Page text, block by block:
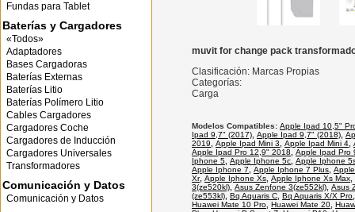
Fundas para Tablet
Baterías y Cargadores
«Todos»
Adaptadores
Bases Cargadoras
Baterías Externas
Baterías Litio
Baterías Polímero Litio
Cables Cargadores
Cargadores Coche
Cargadores de Inducción
Cargadores Universales
Transformadores
Comunicación y Datos
Comunicación y Datos
muvit for change pack
Clasificación: Marcas Propias
Categorías:
Carga
Modelos Compatibles: Apple Ipad 10,5"
Ipad 9,7" (2017) Apple Ipad 9,7" (2018)
2019
Apple Ipad Mini 3 Apple Ipad Mini 4
Apple Ipad Pro 12,9" 2018
Apple Ipad Pro
Iphone 5 Apple Iphone 5c Apple Iphone
Apple Iphone 7
Apple Iphone 7 Plus
Xr, Apple Iphone Xs Apple Iphone Xs Max
3(ze520kl) Asus Zenfone 3(ze552kl) Asus
(ze553kl) Bq Aquaris C Bq Aquaris X/X Pro
Huawei Mate 10 Pro Huawei Mate 20